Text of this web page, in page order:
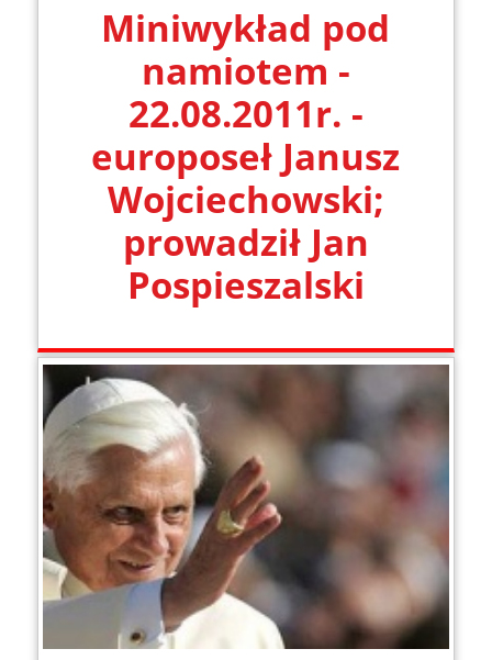
Miniwykład pod
namiotem -
22.08.2011r. -
europoseł Janusz
Wojciechowski;
prowadził Jan
Pospieszalski